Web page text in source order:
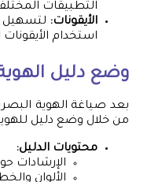
التطبيقات
الأيقونات: لتسهيل
استخدام
وضع دليل
بعد صياغة الهوية
من خلال وضع دليل
محتويات الدليل:
الإرشادات
الألوان